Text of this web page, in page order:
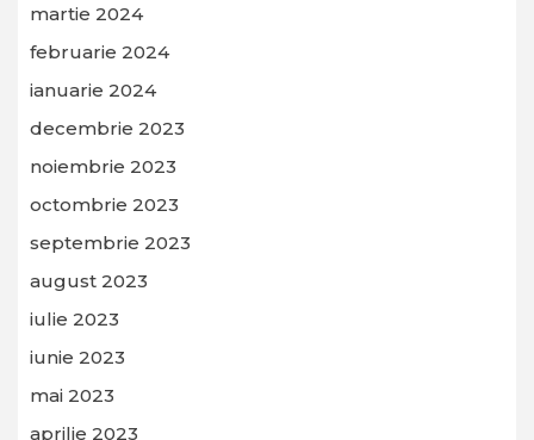
martie 2024
februarie 2024
ianuarie 2024
decembrie 2023
noiembrie 2023
octombrie 2023
septembrie 2023
august 2023
iulie 2023
iunie 2023
mai 2023
aprilie 2023